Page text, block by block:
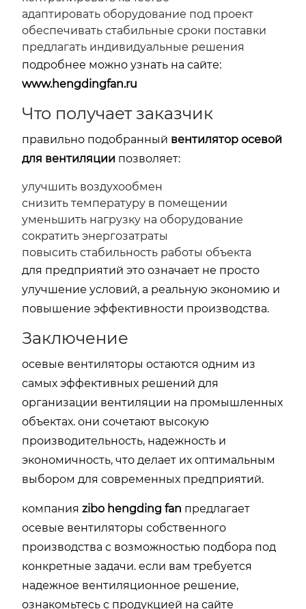
адаптировать оборудование под проект
обеспечивать стабильные сроки поставки
предлагать индивидуальные решения
подробнее можно узнать на сайте:
www.hengdingfan.ru
Что получает заказчик
правильно подобранный вентилятор осевой
для вентиляции позволяет:
улучшить воздухообмен
снизить температуру в помещении
уменьшить нагрузку на оборудование
сократить энергозатраты
повысить стабильность работы объекта
для предприятий это означает не просто
улучшение условий, а реальную экономию и
повышение эффективности производства.
Заключение
осевые вентиляторы остаются одним из
самых эффективных решений для
организации вентиляции на промышленных
объектах. они сочетают высокую
производительность, надежность и
экономичность, что делает их оптимальным
выбором для современных предприятий.
компания zibo hengding fan предлагает
осевые вентиляторы собственного
производства с возможностью подбора под
конкретные задачи. если вам требуется
надежное вентиляционное решение,
ознакомьтесь с продукцией на сайте